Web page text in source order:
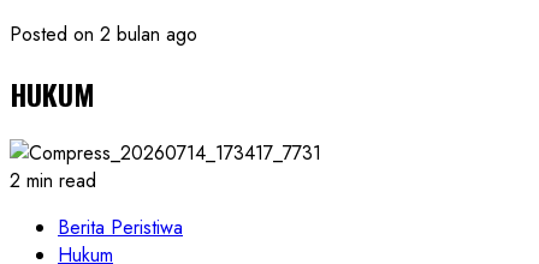
Posted on 2 bulan ago
HUKUM
2 min read
Berita Peristiwa
Hukum